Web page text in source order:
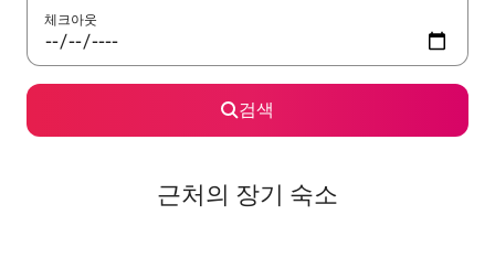
체크아웃
검색
근처의 장기 숙소